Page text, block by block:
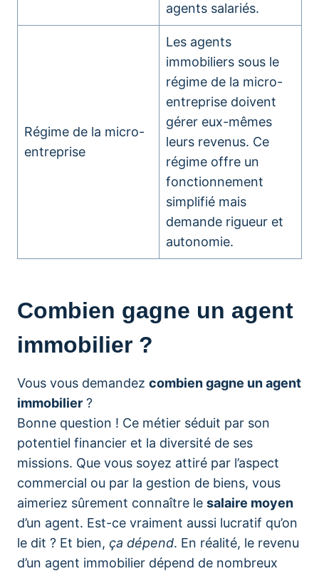
agents salariés.
Régime de la micro-
entreprise
Les agents
immobiliers sous le
régime de la micro-
entreprise doivent
gérer eux-mêmes
leurs revenus. Ce
régime offre un
fonctionnement
simplifié mais
demande rigueur et
autonomie.
Combien gagne un agent
immobilier ?
Vous vous demandez combien gagne un agent
immobilier ?
Bonne question ! Ce métier séduit par son
potentiel financier et la diversité de ses
missions. Que vous soyez attiré par l’aspect
commercial ou par la gestion de biens, vous
aimeriez sûrement connaître le salaire moyen
d’un agent. Est-ce vraiment aussi lucratif qu’on
le dit ? Et bien, ça dépend. En réalité, le revenu
d’un agent immobilier dépend de nombreux